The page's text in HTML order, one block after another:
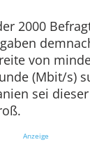
2000
von
(Mbit/s)
sei
Anzeige